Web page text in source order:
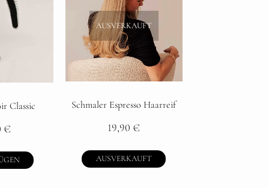
Classic
€
AUSVERKAUFT
Schmaler Espresso Haarreif
19,90 €
AUSVERKAUFT